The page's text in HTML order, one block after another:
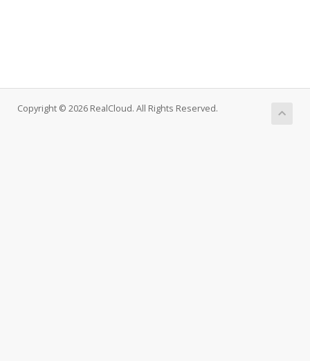
Copyright © 2026 RealCloud. All Rights Reserved.